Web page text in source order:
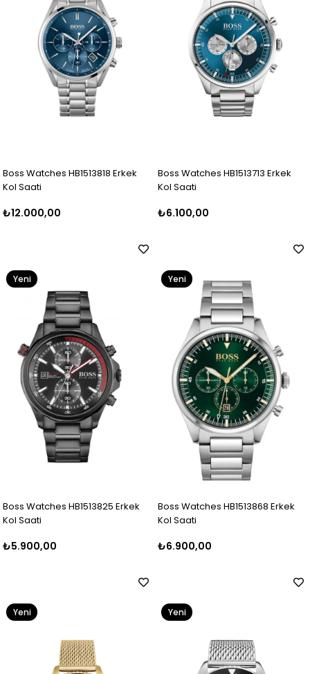
Boss Watches HB1513818 Erkek
Kol Saati
₺12.000,00
Boss Watches HB1513713 Erkek
Kol Saati
₺6.100,00
Boss Watches HB1513825 Erkek
Kol Saati
₺5.900,00
Yeni
Boss Watches HB1513868 Erkek
Kol Saati
₺6.900,00
Yeni
Yeni
Yeni